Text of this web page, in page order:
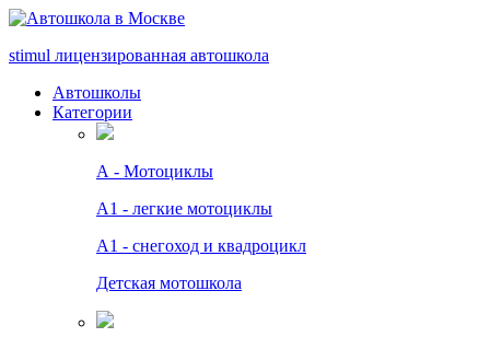
stimul лицензированная автошкола
Автошколы
Категории
А - Мотоциклы
A1 - легкие мотоциклы
A1 - снегоход и квадроцикл
Детская мотошкола